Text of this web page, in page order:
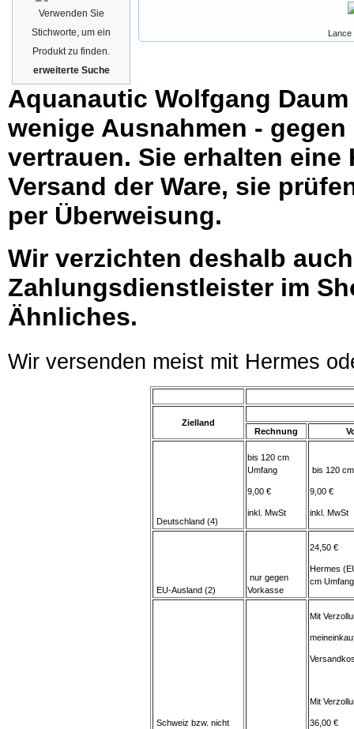
Lance
Verwenden Sie
Stichworte, um ein
Produkt zu finden.
erweiterte Suche
Aquanautic Wolfgang
wenige Ausnahmen -
vertrauen. Sie erhalten
Versand der Ware, sie
per Überweisung.
Wir verzichten deshalb
Zahlungsdienstleister im
Ähnliches.
Wir versenden meist mit Hermes
Zielland
Rechnung
Deutschland (4)
bis 120 cm
Umfang
9,00 €
inkl. MwSt
bis 120
9,00 €
inkl. MwSt
EU-Ausland (2)
nur gegen
Vorkasse
24,50 €
Hermes
cm
Schweiz bzw. nicht
Mit
Mit
36,00 €